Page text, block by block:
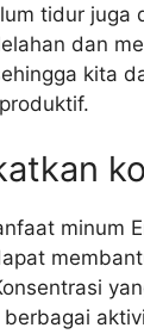
tidur juga
dan
kita
minum